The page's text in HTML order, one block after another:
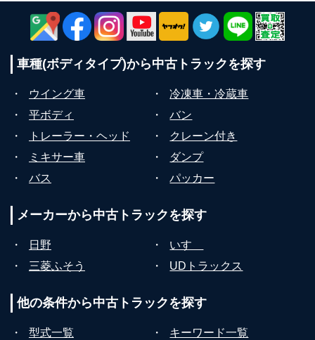
車種(ボディタイプ)から中古トラックを探す
・ ウイング車 ・
冷凍車・冷蔵車
・
平ボディ ・
バン
・
トレーラー・ヘッド ・
クレーン付き
・
ミキサー車 ・
ダンプ
・
バス ・ パッカー
メーカーから中古トラックを探す
・ 日野 ・
いすゞ
・
三菱ふそう ・ UDトラックス
他の条件から中古トラックを探す
・ 型式一覧 ・ キーワード一覧